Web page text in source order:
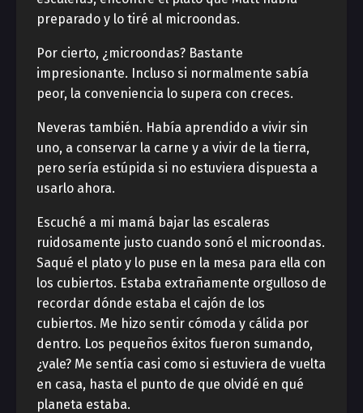
preparado y lo tiré al microondas.
Por cierto, ¿microondas? Bastante
impresionante. Incluso si normalmente sabía
peor, la conveniencia lo supera con creces.
Neveras también. Había aprendido a vivir sin
uno, a conservar la carne y a vivir de la tierra,
pero sería estúpida si no estuviera dispuesta a
usarlo ahora.
Escuché a mi mamá bajar las escaleras
ruidosamente justo cuando sonó el microondas.
Saqué el plato y lo puse en la mesa para ella con
los cubiertos. Estaba extrañamente orgulloso de
recordar dónde estaba el cajón de los
cubiertos. Me hizo sentir cómoda y cálida por
dentro. Los pequeños éxitos fueron sumando,
¿vale? Me sentía casi como si estuviera de vuelta
en casa, hasta el punto de que olvidé en qué
planeta estaba.